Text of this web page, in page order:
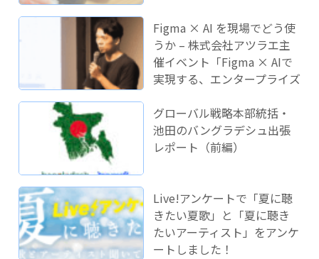
Figma × AI を現場でどう使
うか – 株式会社アツラエ主
催イベント「Figma × AIで
実現する、エンタープライズ
ました！
グローバル戦略本部統括・
池田のバングラデシュ出張
レポート（前編）
Live!アンケートで「夏に聴
きたい夏歌」と「夏に聴き
たいアーティスト」をアンケ
ートしました！